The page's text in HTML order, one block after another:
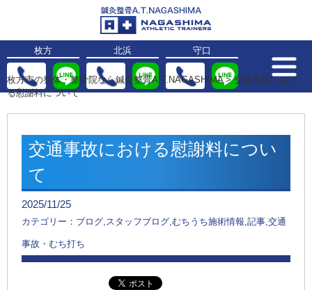
枚方 北浜 守口
枚方市の整体・整骨院なら鍼灸整骨A.T.NAGASHIMA>交通事故におけ
る慰謝料について
交通事故における慰謝料につい
て
2025/11/25
カテゴリー：ブログ,スタッフブログ,むちうち施術情報,記事,交通
事故・むち打ち